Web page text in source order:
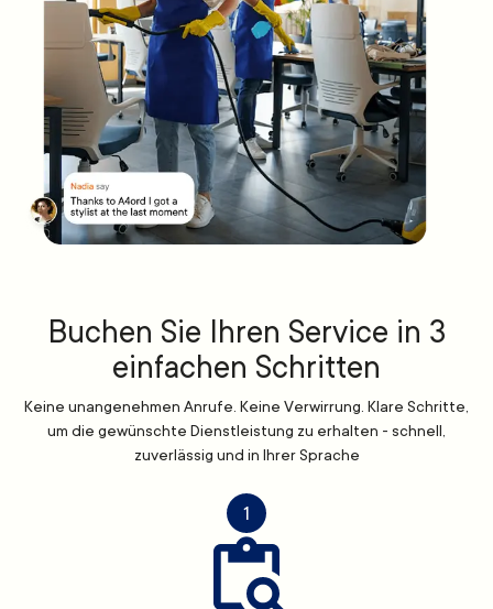
Buchen Sie Ihren Service in 3
einfachen Schritten
Keine unangenehmen Anrufe. Keine Verwirrung. Klare Schritte,
um die gewünschte Dienstleistung zu erhalten - schnell,
zuverlässig und in Ihrer Sprache
1